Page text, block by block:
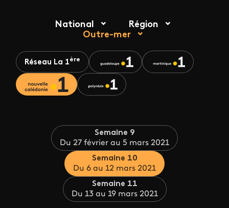
National
Région
Outre-mer
Réseau La 1ère
Semaine 9
Du 27 février au 5 mars 2021
Semaine 10
Du 6 au 12 mars 2021
Semaine 11
Du 13 au 19 mars 2021